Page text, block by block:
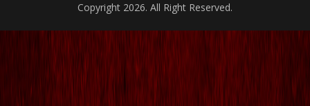
Copyright 2026. All Right Reserved.